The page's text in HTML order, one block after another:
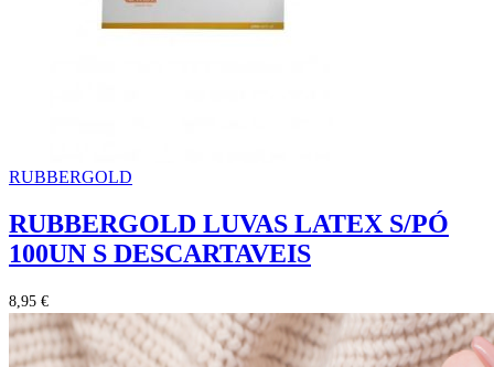
RUBBERGOLD
RUBBERGOLD LUVAS LATEX S/PÓ
100UN S DESCARTAVEIS
8,95 €